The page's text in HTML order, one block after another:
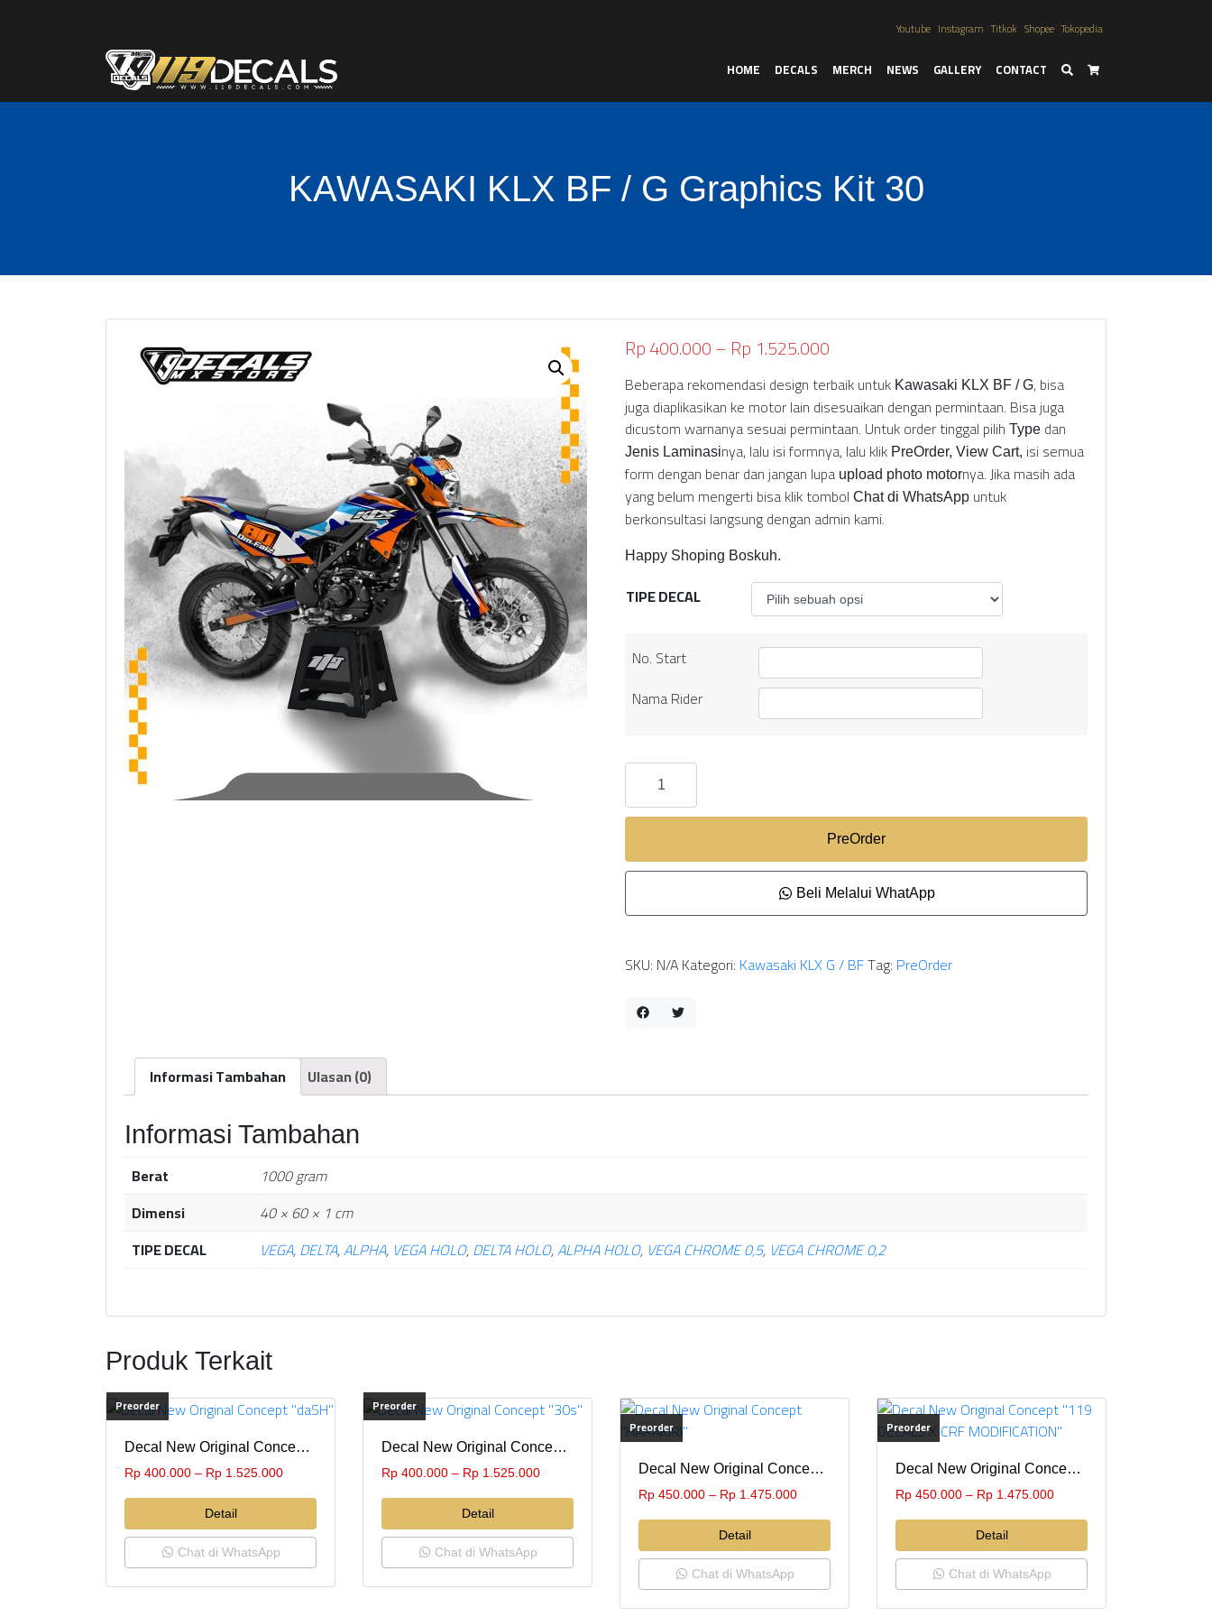
Youtube Instagram Titkok Shopee Tokopedia
HOME DECALS MERCH NEWS GALLERY CONTACT Search
KAWASAKI KLX BF / G Graphics Kit 30
Rp400.000–Rp 1.525.000
Beberapa rekomendasi design terbaik untuk Kawasaki KLX BF / G, bisa
juga diaplikasikan ke motor lain disesuaikan dengan permintaan. Bisa juga
dicustom warnanya sesuai permintaan. Untuk order tinggal pilihType dan
Jenis Laminasinya, lalu isi formnya, lalu klik PreOrder, View Cart, isi semua
form dengan benar dan jangan lupa upload photo motornya. Jika masih ada
yang belum mengerti bisa klik tombolChat di WhatsApp untuk
berkonsultasi langsung dengan admin kami.
Happy Shoping Boskuh.
TIPE DECAL
No. Start
Nama Rider
PreOrder
Beli Melalui WhatApp
SKU: N/AKategori: Kawasaki KLX G / BFTag: PreOrder
Informasi Tambahan Ulasan (0)
Informasi Tambahan
Berat
1000 gram
Dimensi
40 × 60 × 1 cm
TIPE DECAL
VEGA,DELTA,ALPHA, VEGA HOLO,DELTA HOLO,ALPHA HOLO, VEGA CHROME 0,5, VEGA CHROME 0,2
Produk Terkait
Preorder
Decal New Original Concept “daSH”
Rp 400.000 – Rp 1.525.000
Detail
Chat di WhatsApp
Preorder
Decal New Original Concept “30s”
Rp 400.000 – Rp 1.525.000
Detail
Chat di WhatsApp
Preorder
Decal New Original Concept “HARAKIRI”
Rp 450.000 – Rp 1.475.000
Detail
Chat di WhatsApp
Preorder
Decal New Original Concept “119 DECALS X CRF MODIFICATION”
Rp 450.000 – Rp 1.475.000
Detail
Chat di WhatsApp